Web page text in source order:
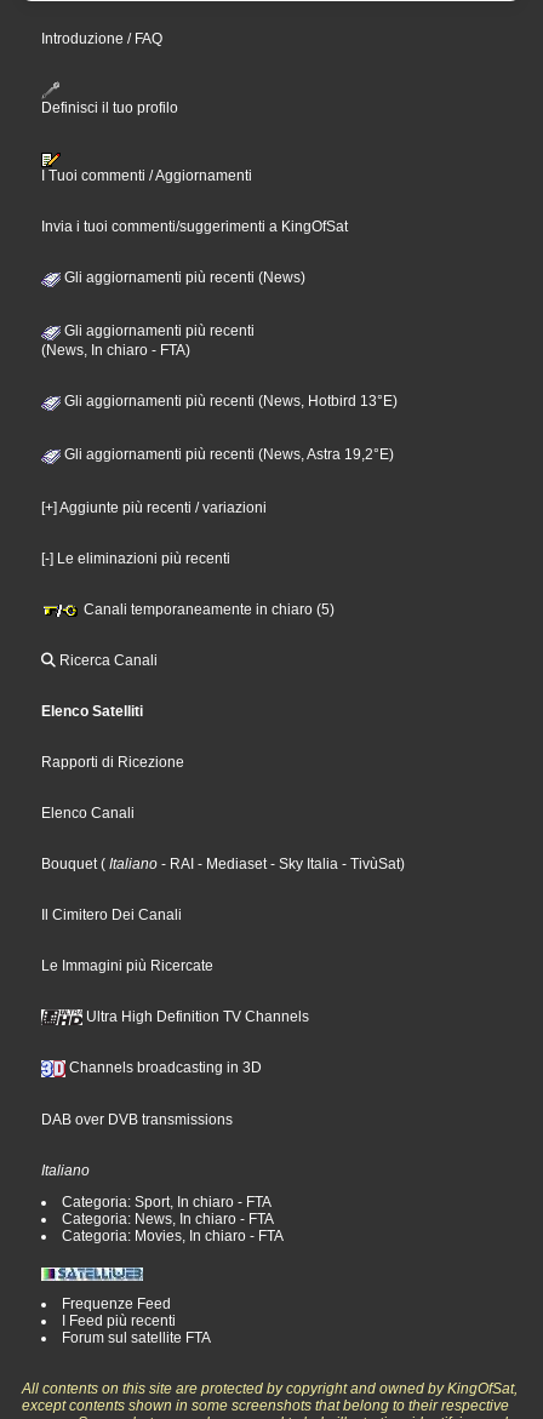
Introduzione / FAQ
Definisci il tuo profilo
I Tuoi commenti / Aggiornamenti
Invia i tuoi commenti/suggerimenti a KingOfSat
Gli aggiornamenti più recenti (News)
Gli aggiornamenti più recenti
(News, In chiaro - FTA)
Gli aggiornamenti più recenti (News, Hotbird 13°E)
Gli aggiornamenti più recenti (News, Astra 19,2°E)
[+] Aggiunte più recenti / variazioni
[-] Le eliminazioni più recenti
Canali temporaneamente in chiaro (5)
Ricerca Canali
Elenco Satelliti
Rapporti di Ricezione
Elenco Canali
Bouquet( Italiano - RAI - Mediaset- Sky Italia - TivùSat)
Il Cimitero Dei Canali
Le Immagini più Ricercate
Ultra High Definition TV Channels
Channels broadcasting in 3D
DAB over DVB transmissions
Italiano
Categoria: Sport, In chiaro - FTA
Categoria: News, In chiaro - FTA
Categoria: Movies, In chiaro - FTA
Frequenze Feed
I Feed più recenti
Forum sul satellite FTA
All contents on this site are protected by copyright and owned by KingOfSat,
except contents shown in some screenshots that belong to their respective